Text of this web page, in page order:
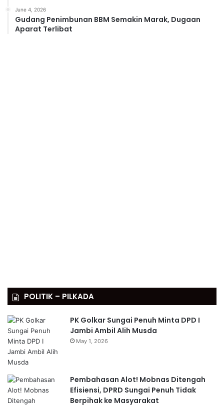
June 4, 2026
Gudang Penimbunan BBM Semakin Marak, Dugaan
Aparat Terlibat
POLITIK – PILKADA
PK Golkar Sungai Penuh Minta DPD I
Jambi Ambil Alih Musda
May 1, 2026
Pembahasan Alot! Mobnas Ditengah
Efisiensi, DPRD Sungai Penuh Tidak
Berpihak ke Masyarakat